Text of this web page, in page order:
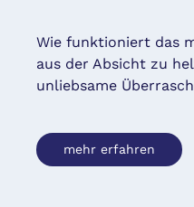
Wie funktioniert das
aus der Absicht zu
unliebsame
mehr erfahren